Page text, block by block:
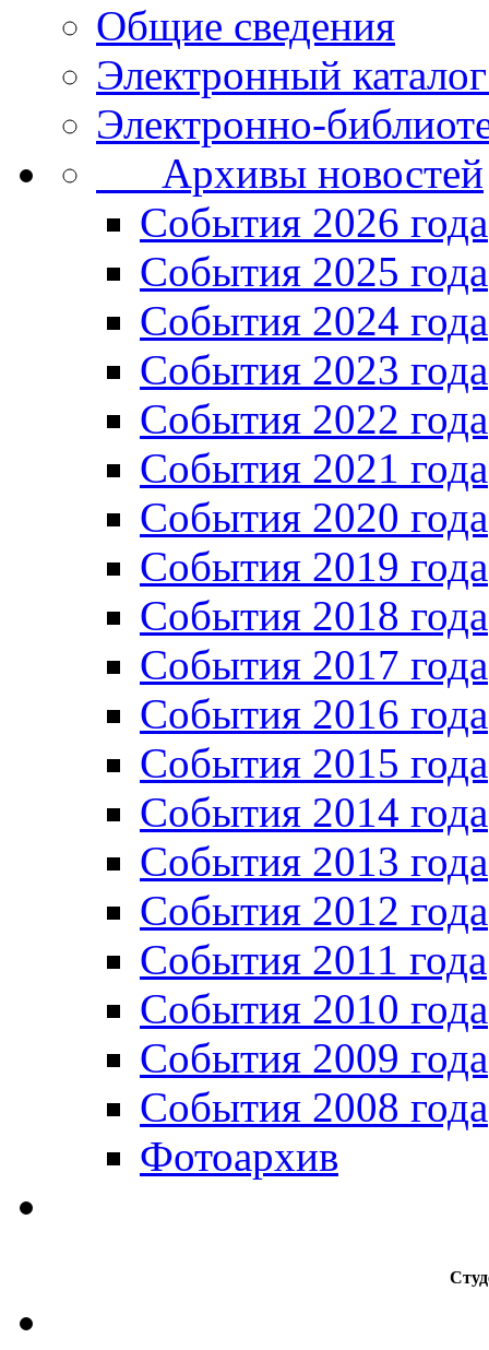
Общие сведения
Электронный
Электронно-
Архивы новостей
Cобытия 2026 года
События 2025 года
События 2024 года
События 2023 года
Cобытия 2022 года
Cобытия 2021 года
События 2020 года
События 2019 года
События 2018 года
События 2017 года
События 2016 года
События 2015 года
События 2014 года
События 2013 года
События 2012 года
События 2011 года
События 2010 года
События 2009 года
События 2008 года
Фотоархив